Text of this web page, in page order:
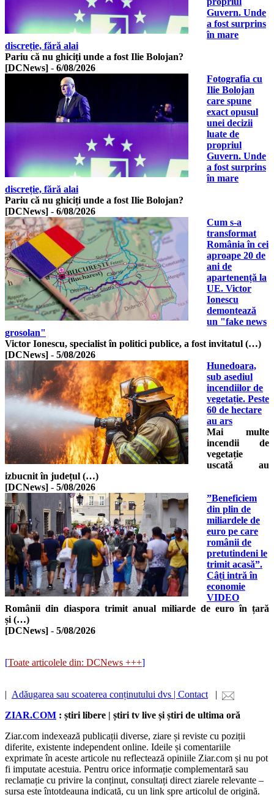
Guvern. Unde
a fost surprins
în mare
discreție, fără alai
Pariu că nu ghiciți unde a fost Ilie Bolojan?
[DCNews] - 6/08/2026
Fotografia cu
Ilie Bolojan
care spune
exact opusul
unei decizii
luate de
propriul
Guvern. Unde
a fost surprins
în mare
discreție, fără alai
Pariu că nu ghiciți unde a fost Ilie Bolojan?
[DCNews] - 6/08/2026
Cum s-a
transformat
România în cei
aproape 20 de
ani de
apartenență la
UE. Victor
Ionescu
demontează
un "fake news
grosolan"
Victor Ionescu, specialist în politici publice, a fost invitatul (…)
[DCNews] - 5/08/2026
Hunedoara,
sub asediul
incendiilor de
vegetație. Peste
60 de hectare
au ars
Mai multe
incendii de
vegetație
uscată au
izbucnit în județul (…)
[DCNews] - 5/08/2026
”Beneficiem
din plin de
miliardele de
euro pe care
românii de
pretutindeni le
trimit acasă”.
Câți intră în
economie
VIDEO
Românii din diaspora trimit anual miliarde de euro în țară
și (…)
[DCNews] - 5/08/2026
[Toate articolele din: DCNews +++]
| Adăugarea sau scoaterea conținutului dvs | Contact |
ZIAR.COM : știri libere | știri tv live și știri de ultima oră
Ziar.com indexează publicații diverse, ziare și reviste cu poziții
diferite, existente independent online. Ideile și comentariile
exprimate în aceste articole nu reflectează opiniile Ziar.com și nu pot
fi imputate acestuia. Pentru orice informație complementară sau
reclamație cu privire la conținut, consultați direct ziarele relevante –
sursa este întotdeauna indicată, cu un link spre articolul de origină.